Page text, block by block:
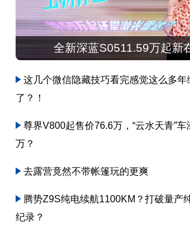
全新深蓝S0511.59万起新
这几个微信隐藏技巧看完感觉这么多年
了？！
尊界V800起售价76.6万，“云水天青”车
万？
去露营竟然不带帐篷玩的更爽
腾势Z9S纯电续航1100KM？打破量产
纪录？